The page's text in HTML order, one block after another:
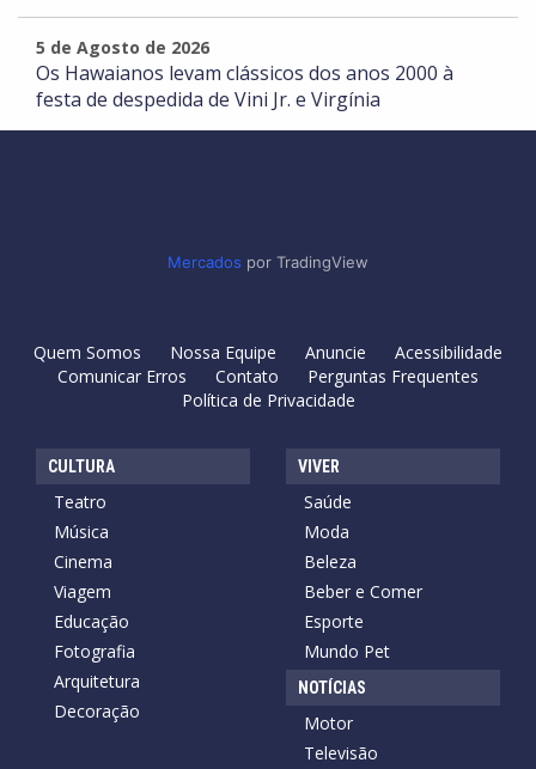
5 de Agosto de 2026
Os Hawaianos levam clássicos dos anos 2000 à
festa de despedida de Vini Jr. e Virgínia
Mercados por TradingView
Quem Somos Nossa Equipe Anuncie
Acessibilidade
Comunicar Erros
Contato
Perguntas Frequentes
Política de Privacidade
CULTURA
Teatro
Música
Cinema
Viagem
Educação
Fotografia
Arquitetura
Decoração
VIVER
Saúde
Moda
Beleza
Beber e Comer
Esporte
Mundo Pet
NOTÍCIAS
Motor
Televisão